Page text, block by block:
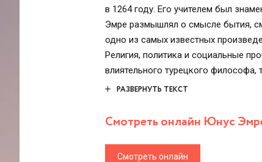
в 1264 году. Его учителем был
Эмре размышлял о смысле бытия,
одно из самых известных
Религия, политика и социальные
влиятельного турецкого философа,
культурное и литературное развитие
РАЗВЕРНУТЬ ТЕКСТ
Смотреть онлайн Юнус
Смотреть онлайн